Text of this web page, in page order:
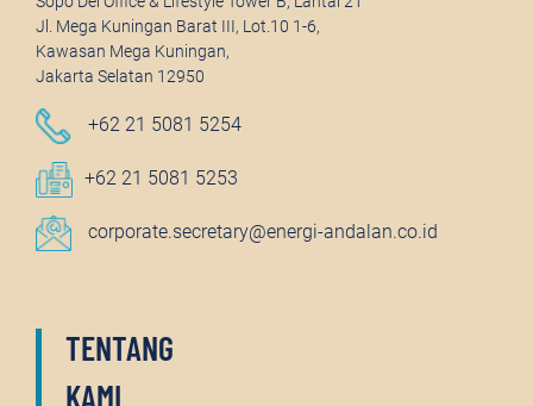
Jl. Mega Kuningan Barat III, Lot.10 1-6,
Kawasan Mega Kuningan,
Jakarta Selatan 12950
+62 21 5081 5254
+62 21 5081 5253
corporate.secretary@energi-andalan.co.id
TENTANG
KAMI